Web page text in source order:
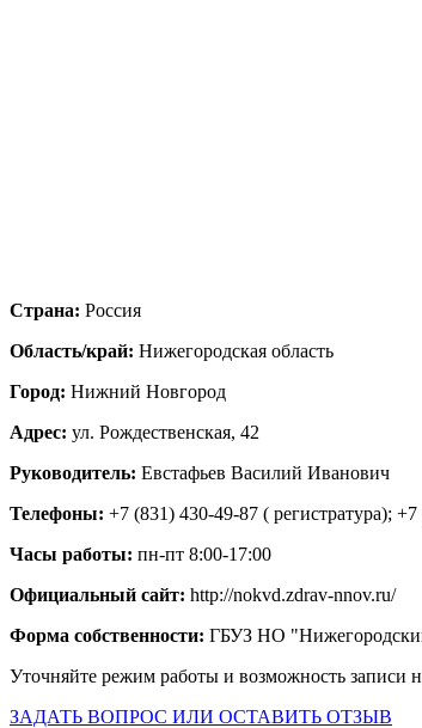
Страна: Россия
Область/край: Нижегородская область
Город: Нижний Новгород
Адрес: ул. Рождественская, 42
Руководитель: Евстафьев Василий Иванович
Телефоны: +7 (831) 430-49-87 ( регистратура);
Часы работы: пн-пт 8:00-17:00
Официальный сайт: http://nokvd.zdrav-nnov.ru/
Форма собственности: ГБУЗ НО
Уточняйте режим работы и возможность записи
ЗАДАТЬ ВОПРОС ИЛИ ОСТАВИТЬ ОТЗЫВ